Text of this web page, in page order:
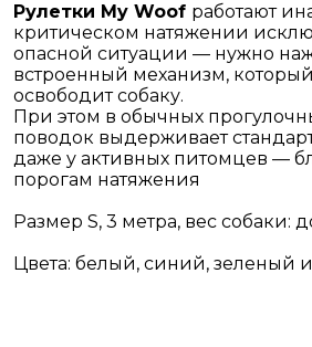
Рулетки My Woof работают
критическом натяжении
опасной ситуации — нужно
встроенный механизм,
освободит собаку.
При этом в обычных
поводок выдерживает
даже у активных питомцев —
порогам натяжения
Размер S, 3 метра, вес собаки:
Цвета: белый, синий, зеленый